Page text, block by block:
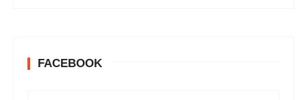
FACEBOOK